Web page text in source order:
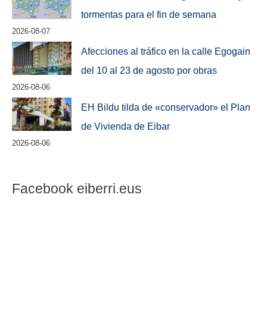
tormentas para el fin de semana
2026-08-07
Afecciones al tráfico en la calle Egogain
del 10 al 23 de agosto por obras
2026-08-06
EH Bildu tilda de «conservador» el Plan
de Vivienda de Eibar
2026-08-06
Facebook eiberri.eus